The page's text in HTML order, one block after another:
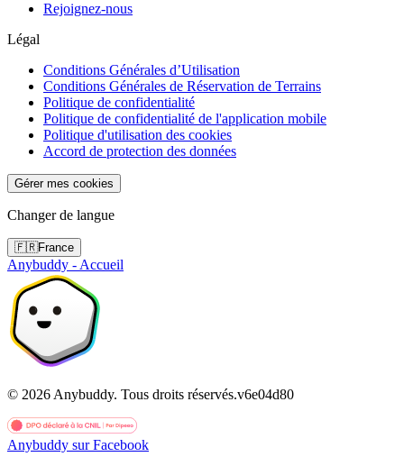
Rejoignez-nous
Légal
Conditions Générales d’Utilisation
Conditions Générales de Réservation de Terrains
Politique de confidentialité
Politique de confidentialité de l'application mobile
Politique d'utilisation des cookies
Accord de protection des données
Gérer mes cookies
Changer de langue
🇫🇷France
Anybuddy - Accueil
© 2026 Anybuddy. Tous droits réservés.v6e04d80
Anybuddy sur Facebook